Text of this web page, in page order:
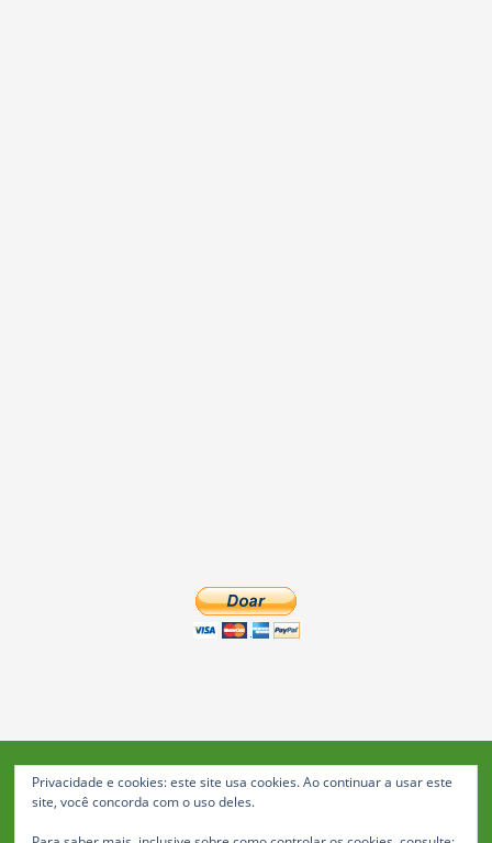
Blog da Feira: Jornal de Notícias de Feira de Santana
Privacidade e cookies: este site usa cookies. Ao continuar a usar este
site, você concorda com o uso deles.